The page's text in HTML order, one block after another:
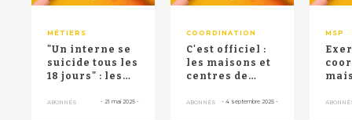
MÉTIERS
"Un interne se
suicide tous les
18 jours" : les
médecine ...
ABONNÉS - 21 mai 2025 -
COORDINATION
C'est officiel :
les maisons et
centres de
demander
ABONNÉS - 4 septembre 2025 -
MSP